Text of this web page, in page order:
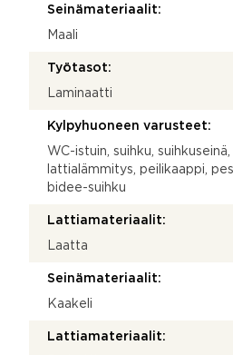
Seinämateriaalit:
Maali
Työtasot:
Laminaatti
Kylpyhuoneen varusteet:
WC-istuin, suihku,
lattialämmitys, peilikaappi,
bidee-suihku
Lattiamateriaalit:
Laatta
Seinämateriaalit:
Kaakeli
Lattiamateriaalit: